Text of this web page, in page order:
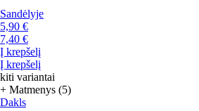
Sandėlyje
5,90 €
7,40 €
Į krepšelį
Į krepšelį
kiti variantai
+ Matmenys (5)
Dakls